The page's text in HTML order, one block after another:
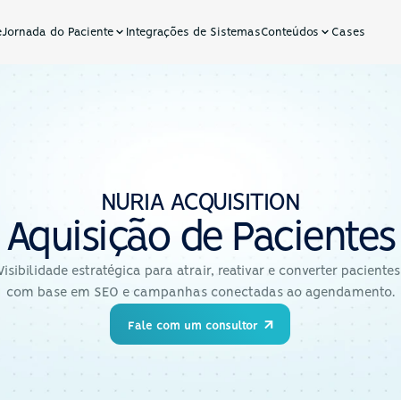
Jornada do Paciente Integrações de SistemasConteúdos Cases
NURIA ACQUISITION
Aquisição de Pacientes
estratégica para atrair, reativar e converter pacientes
com base em SEO e campanhas conectadas ao agendamento.
Fale com um consultor